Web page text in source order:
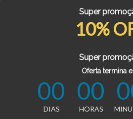
Super
10%
Super
Oferta termina
00
DIAS
00
HORAS